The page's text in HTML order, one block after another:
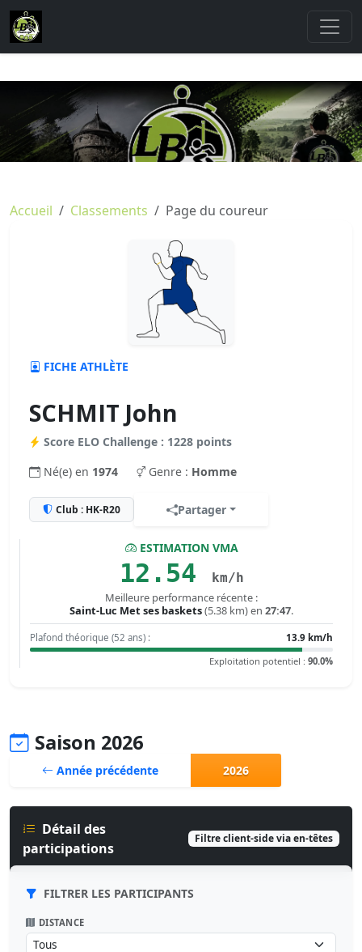
Accueil Classements Page du coureur
FICHE ATHLÈTE
SCHMIT John
Score ELO Challenge : 1228 points
Né(e) en 1974 Genre : Homme
Club : HK-R20 Partager
ESTIMATION VMA
12.54 km/h
Meilleure performance récente :
Saint-Luc Met ses baskets(5.38 km) en 27:47.
Plafond théorique (52 ans) :
13.9 km/h
Exploitation potentiel : 90.0%
Saison 2026
Année précédente 2026
Détail des
participations
Filtre client-side via en-têtes
FILTRER LES PARTICIPANTS
DISTANCE